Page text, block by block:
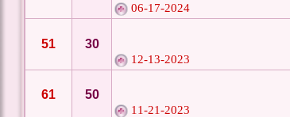
06-17-2024
12-13-2023
30
51
11-21-2023
50
61